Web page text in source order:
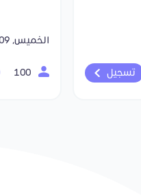
تسجيل
الخميس, 09 أغسطس 2026 | 09:00 م - 10:30 م